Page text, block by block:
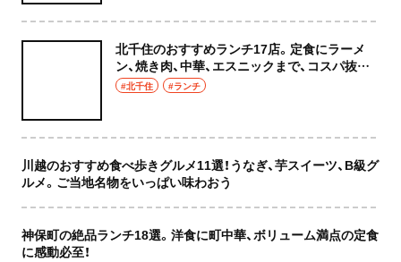
北千住のおすすめランチ17店。定食にラーメ
ン、焼き肉、中華、エスニックまで、コスパ抜群
な店もおしゃれな店も網羅してご紹介！
#北千住 #ランチ
川越のおすすめ食べ歩きグルメ11選！うなぎ、芋スイーツ、B級グ
ルメ。ご当地名物をいっぱい味わおう
神保町の絶品ランチ18選。洋食に町中華、ボリューム満点の定食
に感動必至！